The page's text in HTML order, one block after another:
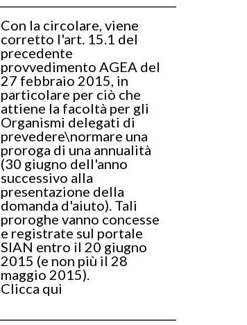
Con la circolare, viene
corretto l'art. 15.1 del
precedente
provvedimento AGEA del
27 febbraio 2015, in
particolare per ciò che
attiene la facoltà per gli
Organismi delegati di
prevedere\normare una
proroga di una annualità
(30 giugno dell'anno
successivo alla
presentazione della
domanda d'aiuto). Tali
proroghe vanno concesse
e registrate sul portale
SIAN entro il 20 giugno
2015 (e non più il 28
maggio 2015).
Clicca qui